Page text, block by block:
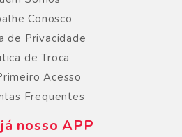
Conosco
de Privacidade
de Troca
Acesso
Frequentes
nosso APP